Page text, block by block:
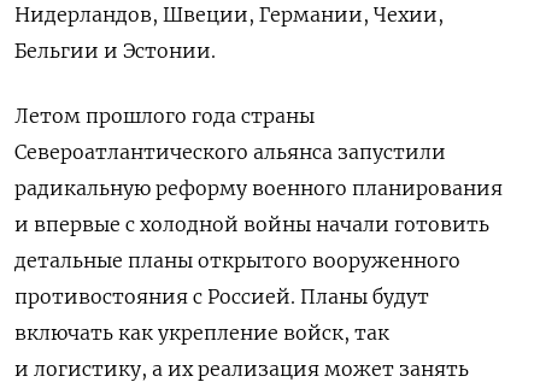
Нидерландов, Швеции, Германии, Чехии,
Бельгии и Эстонии.
Летом прошлого года страны
Североатлантического альянса запустили
радикальную реформу военного планирования
и впервые с холодной войны начали готовить
детальные планы открытого вооруженного
противостояния с Россией. Планы будут
включать как укрепление войск, так
и логистику, а их реализация может занять